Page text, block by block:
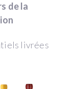
de la
livrées